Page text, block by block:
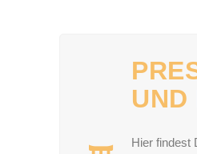
UND
Hier findest